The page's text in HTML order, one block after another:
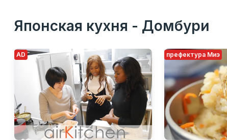
Японская кухня - Домбури
AD префектура Миэ